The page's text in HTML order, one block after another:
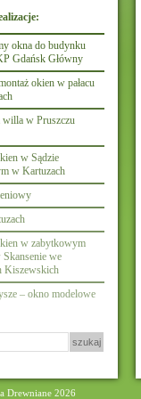
okna do budynku
Gdańsk Główny
okien w pałacu
willa w Pruszczu
w Sądzie
w Kartuzach
w zabytkowym
we
Kiszewskich
– okno modelowe
Drewniane 2026